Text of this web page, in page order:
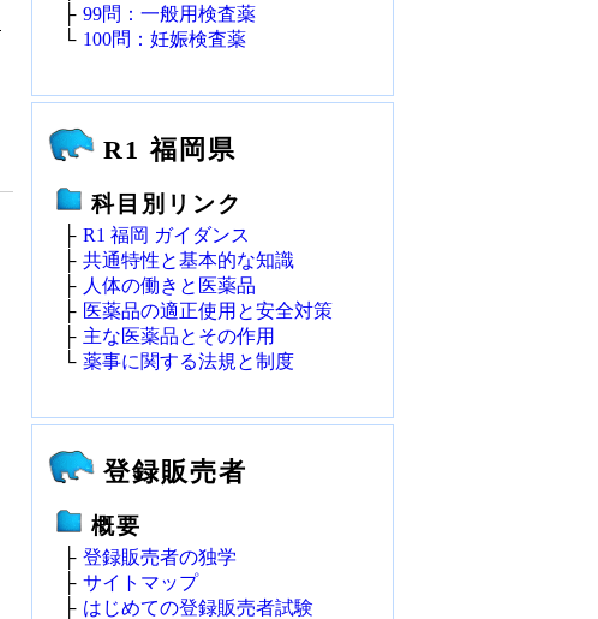
├ 99問：一般用検査薬
└ 100問：妊娠検査薬
R1 福岡県
科目別リンク
├ R1 福岡 ガイダンス
├ 共通特性と基本的な知識
├ 人体の働きと医薬品
├ 医薬品の適正使用と安全対策
├ 主な医薬品とその作用
└ 薬事に関する法規と制度
登録販売者
概要
├ 登録販売者の独学
├ サイトマップ
├ はじめての登録販売者試験